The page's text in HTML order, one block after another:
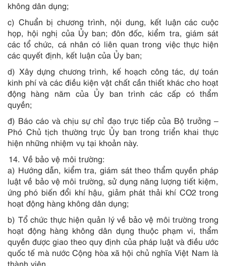
không dân dụng;
c) Chuẩn bị chương trình, nội dung, kết luận các cuộc
họp, hội nghị của Ủy ban; đôn đốc, kiểm tra, giám sát
các tổ chức, cá nhân có liên quan trong việc thực hiện
các quyết định, kết luận của Ủy ban;
d) Xây dựng chương trình, kế hoạch công tác, dự toán
kinh phí và các điều kiện vật chất cần thiết khác cho hoạt
động hàng năm của Ủy ban trình các cấp có thẩm
quyền;
đ) Báo cáo và chịu sự chỉ đạo trực tiếp của Bộ trưởng –
Phó Chủ tịch thường trực Ủy ban trong triển khai thực
hiện những nhiệm vụ tại khoản này.
Về bảo vệ môi trường:
a) Hướng dẫn, kiểm tra, giám sát theo thẩm quyền pháp
luật về bảo vệ môi trường, sử dụng năng lượng tiết kiệm,
ứng phó biến đổi khí hậu, giảm phát thải khí CO2 trong
hoạt động hàng không dân dụng;
b) Tổ chức thực hiện quản lý về bảo vệ môi trường trong
hoạt động hàng không dân dụng thuộc phạm vi, thẩm
quyền được giao theo quy định của pháp luật và điều ước
quốc tế mà nước Cộng hòa xã hội chủ nghĩa Việt Nam là
thành viên.